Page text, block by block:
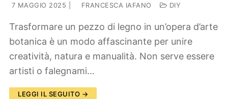
7 MAGGIO 2025 FRANCESCA IAFANO DIY
Trasformare un pezzo di legno in un’opera d’arte
botanica è un modo affascinante per unire
creatività, natura e manualità. Non serve essere
artisti o falegnami…
LEGGI IL SEGUITO →